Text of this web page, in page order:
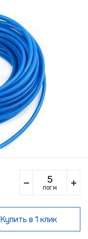
пог.м
Купить в 1 клик